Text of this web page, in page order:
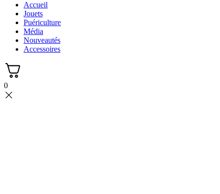
Accueil
Jouets
Puériculture
Média
Nouveautés
Accessoires
0